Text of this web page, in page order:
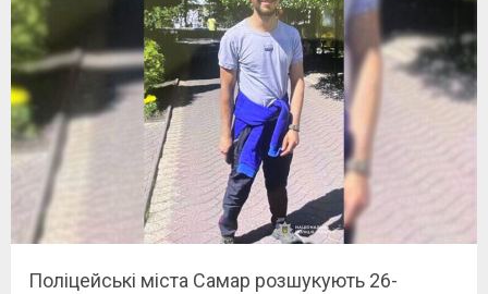
Поліцейські міста Самар розшукують 26-